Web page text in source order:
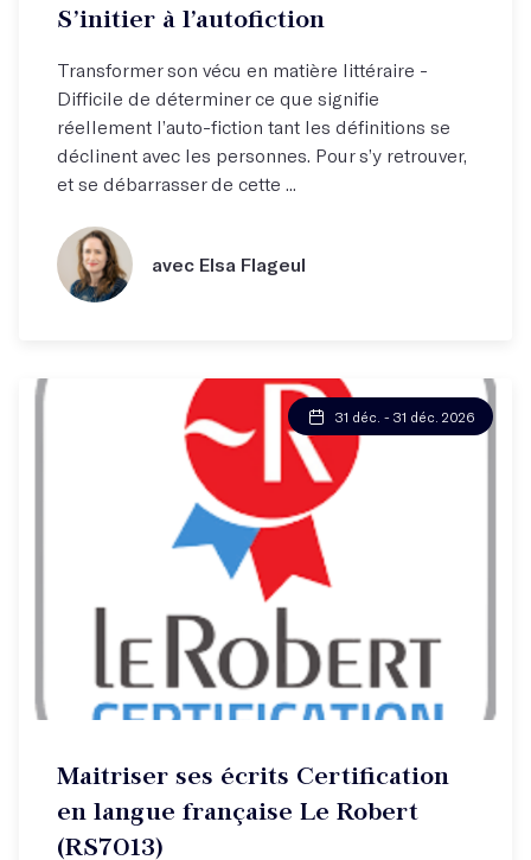
S’initier à l’autofiction
Transformer son vécu en matière littéraire -
Difficile de déterminer ce que signifie
réellement l’auto-fiction tant les définitions se
déclinent avec les personnes. Pour s’y retrouver,
et se débarrasser de cette ...
avec Elsa Flageul
31 déc. - 31 déc. 2026
Maitriser ses écrits Certification
en langue française Le Robert
(RS7013)